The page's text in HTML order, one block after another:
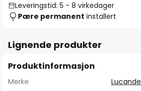
Leveringstid: 5 - 8 virkedager
Pære permanent installert
Lignende produkter
Produktinformasjon
Merke
Lucande